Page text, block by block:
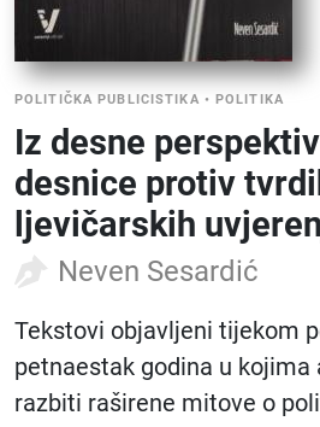
POLITIČKA PUBLICISTIKA •POLITIKA
Iz desne
desnice protiv
ljevičarskih
Neven Sesardić
Tekstovi objavljeni tijekom
petnaestak godina u kojima
razbiti raširene mitove o